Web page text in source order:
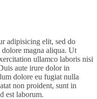
adipisicing elit, sed do
magna aliqua. Ut
ullamco laboris nisi
aute irure dolor in
dolore eu fugiat nulla
non proident, sunt in
est laborum.